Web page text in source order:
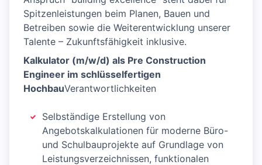
Spitzenleistungen beim Planen, Bauen und
Betreiben sowie die Weiterentwicklung unserer
Talente – Zukunftsfähigkeit inklusive.
Kalkulator (m/w/d) als Pre Construction
Engineer im schlüsselfertigen
HochbauVerantwortlichkeiten
Selbständige Erstellung von
Angebotskalkulationen für moderne Büro-
und Schulbauprojekte auf Grundlage von
Leistungsverzeichnissen, funktionalen